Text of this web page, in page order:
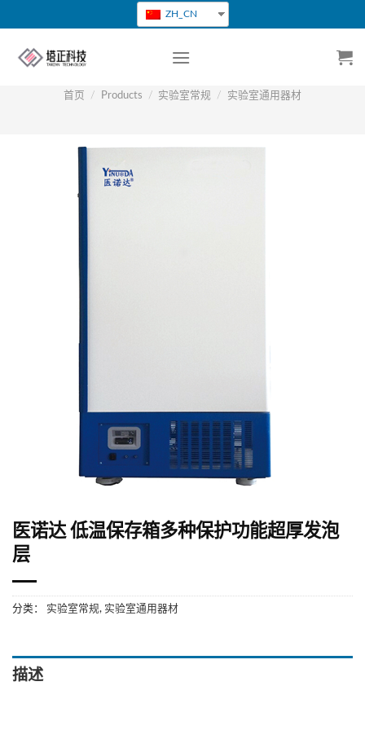
转
ZH_CN
首页 / Products / 实验室常规 / 实验室通用器材
医诺达 低温保存箱多种保护功能超厚发泡
层
分类： 实验室常规, 实验室通用器材
描述